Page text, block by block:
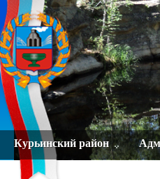
Курьинский район